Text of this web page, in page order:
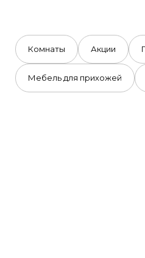
Комнаты Акции
Мебель для прихожей